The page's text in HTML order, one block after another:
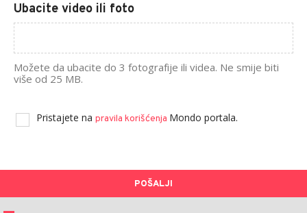
Ubacite video ili foto
Možete da ubacite do 3 fotografije ili videa. Ne smije biti
više od 25 MB.
Pristajete na pravila korišćenja Mondo portala.
POŠALJI